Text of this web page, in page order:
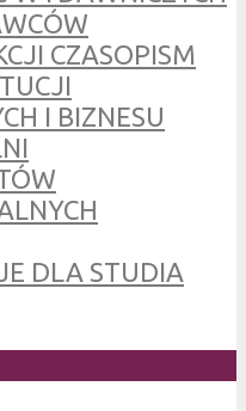
CZASOPISM
I BIZNESU
DLA STUDIA